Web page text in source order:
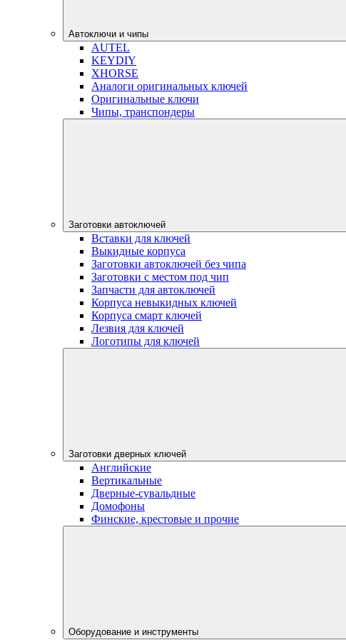
Автоключи и чипы
AUTEL
KEYDIY
XHORSE
Аналоги оригинальных ключей
Оригинальные ключи
Чипы, транспондеры
Заготовки автоключей
Вставки для ключей
Выкидные корпуса
Заготовки автоключей без чипа
Заготовки с местом под чип
Запчасти для автоключей
Корпуса невыкидных ключей
Корпуса смарт ключей
Лезвия для ключей
Логотипы для ключей
Заготовки дверных ключей
Английские
Вертикальные
Дверные-сувальдные
Домофоны
Финские, крестовые и прочие
Оборудование и инструменты